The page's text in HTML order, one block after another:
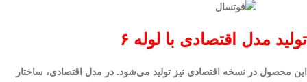
تولید مدل اقتصادی با لوله ۶
این محصول در نسخه اقتصادی نیز تولید می‌شود. در مدل اقتصادی، ساختار